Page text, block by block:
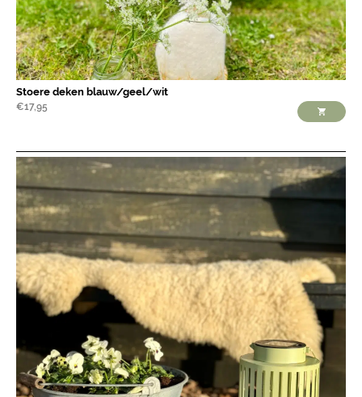
Stoere deken blauw/geel/wit
€17,95